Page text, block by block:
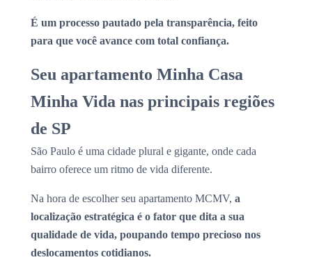
É um processo pautado pela transparência, feito
para que você avance com total confiança.
Seu apartamento Minha Casa
Minha Vida nas principais regiões
de SP
São Paulo é uma cidade plural e gigante, onde cada
bairro oferece um ritmo de vida diferente.
Na hora de escolher seu apartamento MCMV, a
localização estratégica é o fator que dita a sua
qualidade de vida, poupando tempo precioso nos
deslocamentos cotidianos.